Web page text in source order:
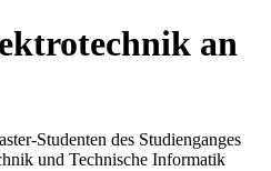
an
Studenten des Studienganges
und Technische Informatik